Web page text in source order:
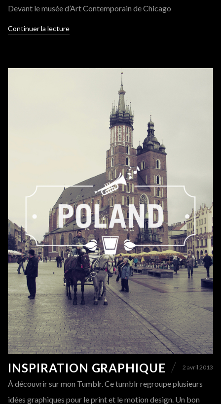
Devant le musée d’Art Contemporain de Chicago
Continuer la lecture
INSPIRATION GRAPHIQUE 2 avril 2013
À découvrir sur mon Tumblr. Ce tumblr regroupe plusieurs
idées graphiques pour le print et le motion design. Un bon